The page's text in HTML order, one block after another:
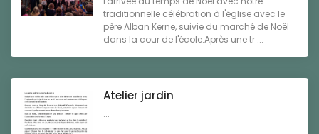
traditionnelle célébration à l'église avec le
père Alban Kerne, suivie du marché de Noël
dans la cour de l'école.Après une tr ...
Atelier jardin
...